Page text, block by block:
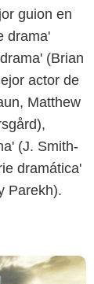
guion en
drama'
(Brian
actor de
Matthew
(J. Smith-
dramática'
Parekh).